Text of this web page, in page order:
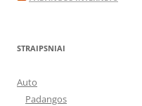
STRAIPSNIAI
Auto
Padangos